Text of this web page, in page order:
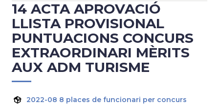
14 ACTA APROVACIÓ
LLISTA PROVISIONAL
PUNTUACIONS CONCURS
EXTRAORDINARI MÈRITS
AUX ADM TURISME
2022-08 8 places de funcionari per concurs